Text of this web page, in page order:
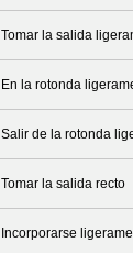
Tomar la salida
En la rotonda
Salir de la rotonda
Tomar la salida recto
Incorporarse